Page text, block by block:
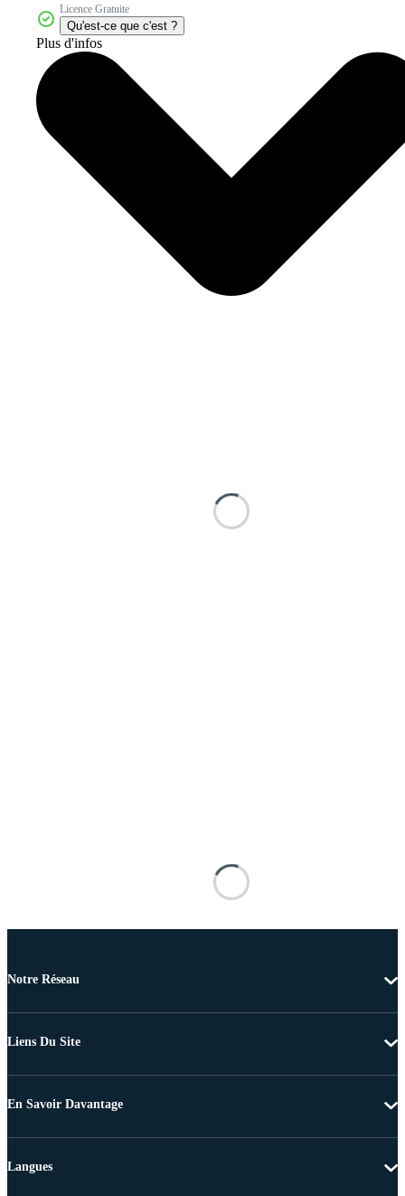
Licence Gratuite
Qu'est-ce que c'est ?
Plus d'infos
Notre Réseau
Liens Du Site
En Savoir Davantage
Langues